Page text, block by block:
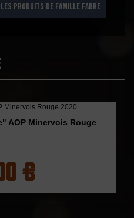
PRODUITS DE FAMILLE FABRE
AOP Minervois Rouge
€